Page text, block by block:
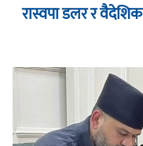
रास्वपा डलर र वैदेशिक